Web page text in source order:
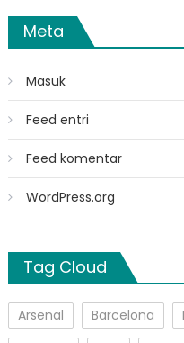
Meta
Masuk
Feed entri
Feed komentar
WordPress.org
Tag Cloud
Arsenal Barcelona